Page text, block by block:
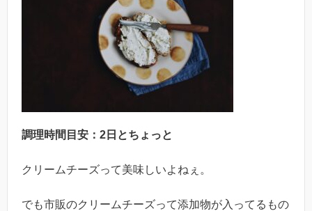
調理時間目安：2日とちょっと
クリームチーズって美味しいよねぇ。
でも市販のクリームチーズって添加物が入ってるもの